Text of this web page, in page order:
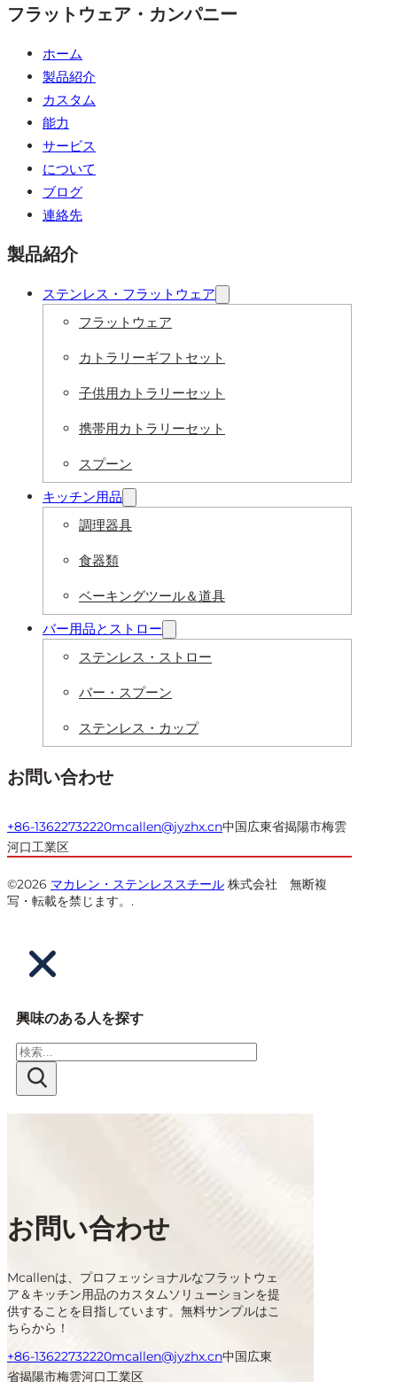
フラットウェア・カンパニー
ホーム
製品紹介
カスタム
能力
サービス
について
ブログ
連絡先
製品紹介
ステンレス・フラットウェア
フラットウェア
カトラリーギフトセット
子供用カトラリーセット
携帯用カトラリーセット
スプーン
キッチン用品
調理器具
食器類
ベーキングツール＆道具
バー用品とストロー
ステンレス・ストロー
バー・スプーン
ステンレス・カップ
お問い合わせ
+86-13622732220mcallen@jyzhx.cn中国広東省揭陽市梅雲
河口工業区
©2026 マカレン・ステンレススチール 株式会社 無断複
写・転載を禁じます。.
興味のある人を探す
検
索
お問い合わせ
Mcallenは、プロフェッショナルなフラットウェ
ア＆キッチン用品のカスタムソリューションを提
供することを目指しています。無料サンプルはこ
ちらから！
+86-13622732220mcallen@jyzhx.cn中国広東
省揭陽市梅雲河口工業区